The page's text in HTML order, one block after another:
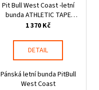
Pit Bull West Coast -letní
bunda ATHLETIC TAPE
modrá
1 370 Kč
DETAIL
Pánská letní bunda PitBull
West Coast